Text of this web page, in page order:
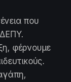
που
ΔΕΠΥ.
φέρνουμε